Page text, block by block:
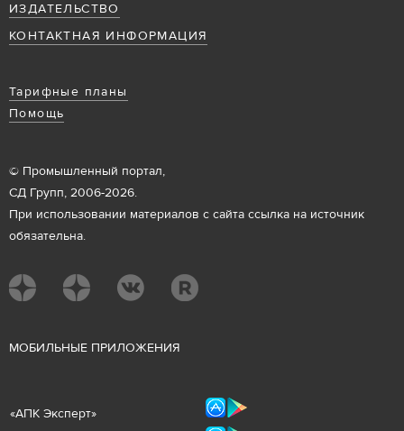
ИЗДАТЕЛЬСТВО
КОНТАКТНАЯ ИНФОРМАЦИЯ
Тарифные планы
Помощь
© Промышленный портал,
СД Групп, 2006-2026.
При использовании материалов с сайта ссылка на источник
обязательна.
МОБИЛЬНЫЕ ПРИЛОЖЕНИЯ
«АПК Эксперт»